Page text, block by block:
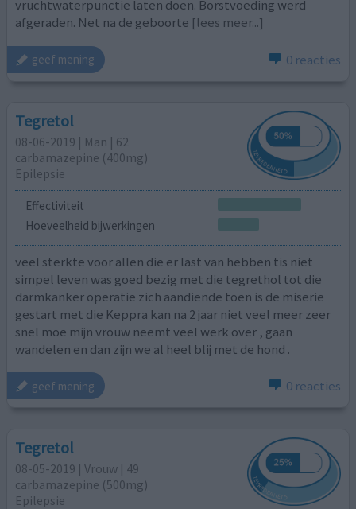
vruchtwaterpunctie laten doen. Borstvoeding werd
afgeraden. Net na de geboorte [lees meer...]
geef mening 0 reacties
Tegretol
08-06-2019 | Man | 62
carbamazepine (400mg)
Epilepsie
Effectiviteit
Hoeveelheid bijwerkingen
veel sterkte voor allen die er last van hebben tis niet
simpel leven was goed bezig met die tegrethol tot die
darmkanker operatie zich aandiende toen is de miserie
gestart met die Keppra kan na 2 jaar niet veel meer zeer
snel moe mijn vrouw neemt veel werk over , gaan
wandelen en dan zijn we al heel blij met de hond .
geef mening 0 reacties
Tegretol
08-05-2019 | Vrouw | 49
carbamazepine (500mg)
Epilepsie